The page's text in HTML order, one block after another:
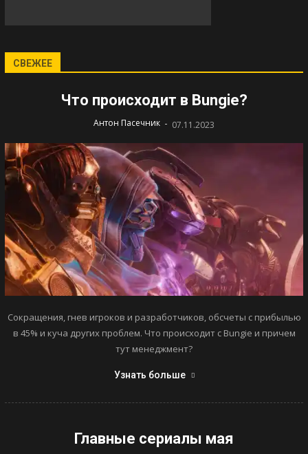
СВЕЖЕЕ
Что происходит в Bungie?
Антон Пасечник - 07.11.2023
Сокращения, гнев игроков и разработчиков, обсчеты с прибылью
в 45% и куча других проблем. Что происходит с Bungie и причем
тут менеджмент?
Узнать больше
Главные сериалы мая